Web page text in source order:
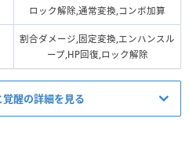
ロック解除,通常変換,コンボ加算
割合ダメージ,固定変換,エンハンスル
ープ,HP回復,ロック解除
醒の詳細を見る